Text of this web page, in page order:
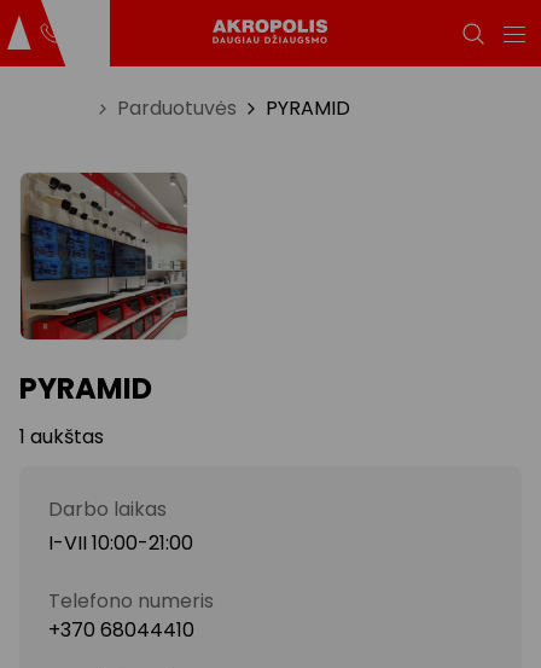
Parduotuvės PYRAMID
PYRAMID
1 aukštas
Darbo laikas
I-VII 10:00-21:00
Telefono numeris
+370 68044410